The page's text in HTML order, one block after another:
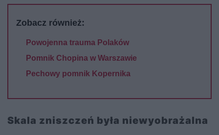
Zobacz również:
Powojenna trauma Polaków
Pomnik Chopina w Warszawie
Pechowy pomnik Kopernika
Skala zniszczeń była niewyobrażalna